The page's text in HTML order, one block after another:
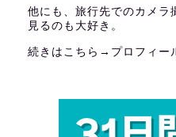
他にも、旅行先でのカメラ
見るのも大好き。
続きはこちら→ プロフィー